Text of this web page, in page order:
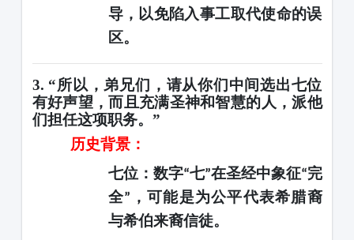
导，以免陷入事工取代使命的误
区。
3. “所以，弟兄们，请从你们中间选出七位
有好声望，而且充满圣神和智慧的人，派他
们担任这项职务。”
历史背景：
七位：数字“七”在圣经中象征“完
全” ，可能是为公平代表希腊裔
与希伯来裔信徒。